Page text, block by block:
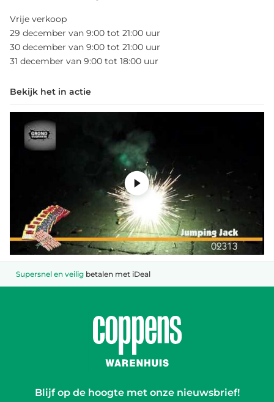
Vrije verkoop
29 december van 9:00 tot 21:00 uur
30 december van 9:00 tot 21:00 uur
31 december van 9:00 tot 18:00 uur
Bekijk het in actie
Supersnel en veilig betalen met iDeal
Blijf op de hoogte met onze nieuwsbrief!